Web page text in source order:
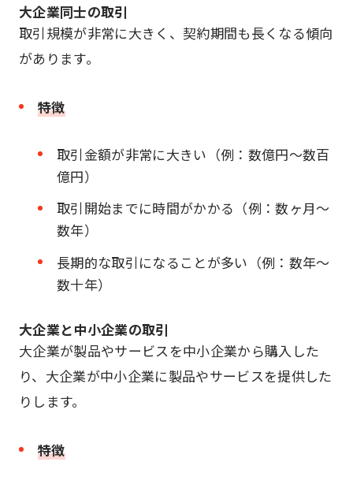
大企業同士の取引
取引規模が非常に大きく、契約期間も長くなる傾向
があります。
特徴
取引金額が非常に大きい（例：数億円～数百
億円）
取引開始までに時間がかかる（例：数ヶ月～
数年）
長期的な取引になることが多い（例：数年～
数十年）
大企業と中小企業の取引
大企業が製品やサービスを中小企業から購入した
り、大企業が中小企業に製品やサービスを提供した
りします。
特徴